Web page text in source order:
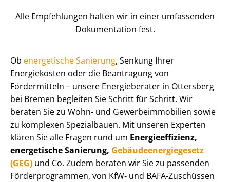
Alle Empfehlungen halten wir in einer umfassenden
Dokumentation fest.
Ob energetische Sanierung, Senkung Ihrer
Energiekosten oder die Beantragung von
Fördermitteln – unsere Energieberater in Ottersberg
bei Bremen begleiten Sie Schritt für Schritt. Wir
beraten Sie zu Wohn- und Ge­wer­be­im­mo­bi­li­en sowie
zu komplexen Spezialbauen. Mit unseren Experten
klären Sie alle Fragen rund um En­er­gie­ef­fi­zi­enz,
energetische Sanierung, Ge­bäu­de­en­er­gie­ge­setz
(GEG) und Co. Zudem beraten wir Sie zu passenden
För­der­pro­gram­men, von KfW- und BAFA-Zuschüssen